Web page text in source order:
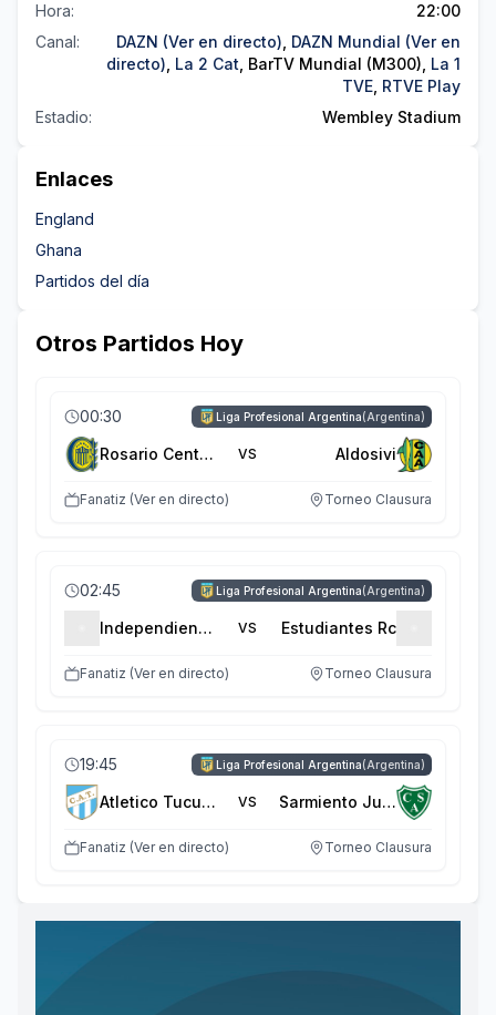
Hora:
22:00
Canal: DAZN (Ver en directo) DAZN Mundial (Ver en
directo) La 2 Cat BarTV Mundial (M300) La 1
TVE RTVE Play
Estadio: Wembley Stadium
Enlaces
England
Ghana
Partidos del día
Otros Partidos Hoy
00:30 Liga Profesional Argentina(Argentina)
Rosario Central VS Aldosivi
Fanatiz (Ver en directo) Torneo Clausura
02:45 Liga Profesional Argentina(Argentina)
Independiente Rivadavia VS Estudiantes Rc
Fanatiz (Ver en directo) Torneo Clausura
19:45 Liga Profesional Argentina(Argentina)
Atletico Tucuman VS Sarmiento Junin
Fanatiz (Ver en directo) Torneo Clausura